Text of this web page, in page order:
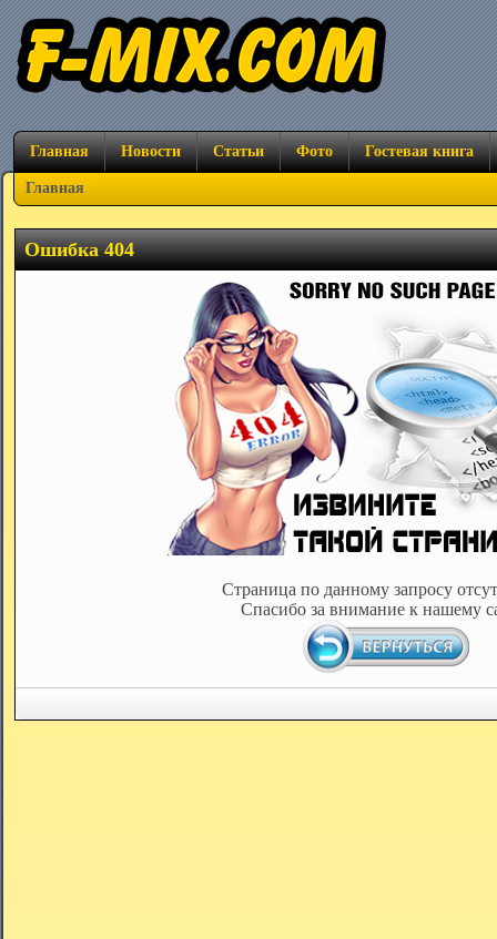
Главная Новости Статьи Фото Гостевая книга
Главная
Ошибка 404
Страница по данному запросу
Спасибо за внимание к нашему